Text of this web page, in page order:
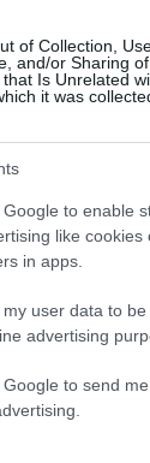
of Collection,
and/or Sharing
Is Unrelated
it was
to enable
like cookies
in apps.
user data to
advertising
to send me
κομμάτι
έσωσε
του
το
με
από τον
στον
αφέθηκε